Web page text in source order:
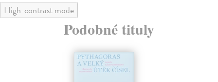
High-contrast mode
Podobné tituly